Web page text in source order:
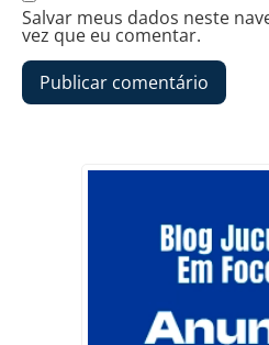
Salvar meus dados neste
vez que eu comentar.